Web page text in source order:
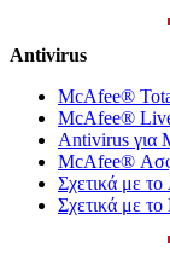
Antivirus
McAfee®
McAfee®
Antivirus για
McAfee®
Σχετικά με
Σχετικά με